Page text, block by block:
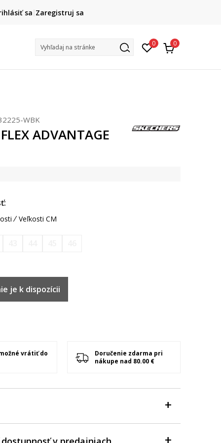
DOPRAVA ZADARMO
pri objednaní nad 80 € (neplatí pre Click&Collect)
sa Zaregistruj sa
Vyhľadaj na stránke 0 0
WBK
ADVANTAGE
Veľkosti CM
je k dispozícii
vrátiť do
Doručenie zdarma pri
nákupe nad 80.00 €